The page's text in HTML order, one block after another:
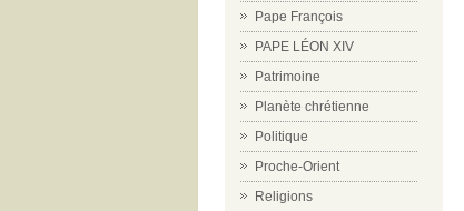
Pape François
PAPE LÉON XIV
Patrimoine
Planète chrétienne
Politique
Proche-Orient
Religions